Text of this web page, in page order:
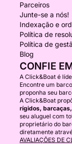
Parceiros
Junte-se a nós!
Indexação e
Política de
Política de
Blog
CONFIE
A Click&Boat é
Encontre um
proponha seu
A Click&Boat
rígidos,
seu aluguel com
proprietário do
diretamente
AVALIAÇÕES DE